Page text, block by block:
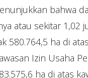
bahwa
atau sekitar
580.764,5 ha di
Izin Usaha
ha di atas